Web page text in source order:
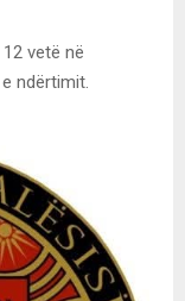
vetë në
ndërtimit.